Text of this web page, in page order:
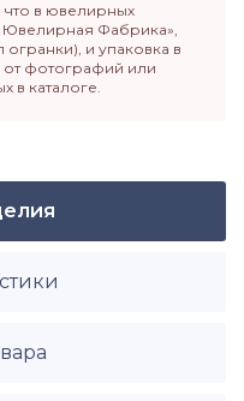
в ювелирных
Ювелирная Фабрика»,
огранки), и упаковка в
от фотографий или
в каталоге.